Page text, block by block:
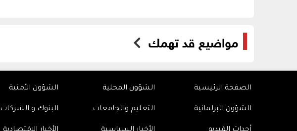
مواضيع قد تهمك
الصفحة الرئيسية الشؤون المحلية الشؤون الأمنية
الشؤون البرلمانية التعليم والجامعات البنوك و الشركات